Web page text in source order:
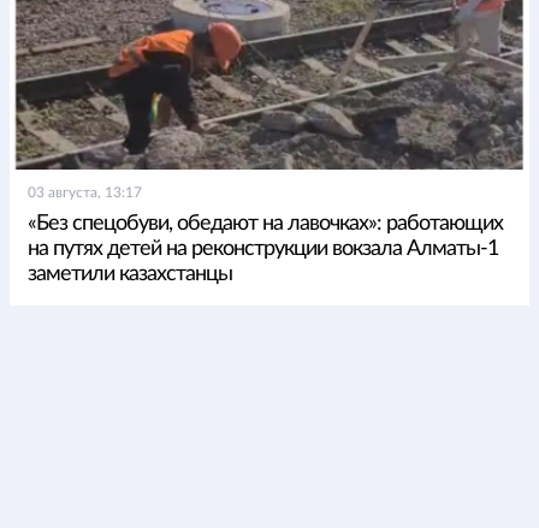
03 августа, 13:17
«Без спецобуви, обедают на лавочках»: работающих
на путях детей на реконструкции вокзала Алматы-1
заметили казахстанцы